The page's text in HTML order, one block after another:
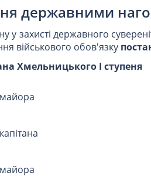
державними
захисті державного
військового обов'язку
Хмельницького I ступеня